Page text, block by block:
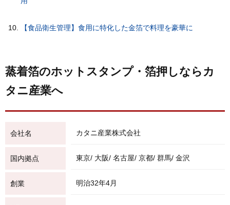
【食品衛生管理】食用に特化した金箔で料理を豪華に
蒸着箔のホットスタンプ・箔押しならカ
タニ産業へ
会社名 カタニ産業株式会社
国内拠点 東京/ 大阪/ 名古屋/ 京都/ 群馬/ 金沢
創業 明治32年4月